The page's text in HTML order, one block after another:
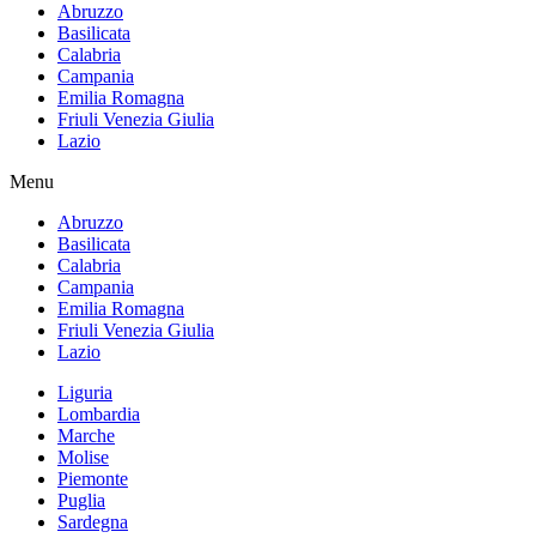
Abruzzo
Basilicata
Calabria
Campania
Emilia Romagna
Friuli Venezia Giulia
Lazio
Menu
Abruzzo
Basilicata
Calabria
Campania
Emilia Romagna
Friuli Venezia Giulia
Lazio
Liguria
Lombardia
Marche
Molise
Piemonte
Puglia
Sardegna